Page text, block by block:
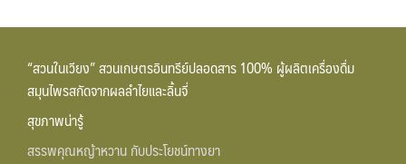
“สวนในเวียง” สวนเกษตรอินทรีย์ปลอดสาร 100% ผู้ผลิตเครื่องดื่ม
สมุนไพรสกัดจากผลลำไยและลิ้นจี่
สุขภาพน่ารู้
สรรพคุณหญ้าหวาน กับประโยชน์ทางยา